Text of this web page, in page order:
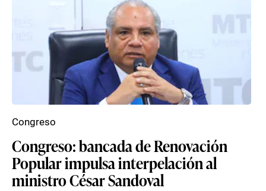
Congreso: bancada de Renovación
Popular impulsa interpelación al
ministro César Sandoval
Congreso